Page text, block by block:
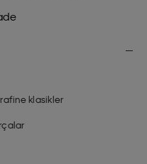
klasikler